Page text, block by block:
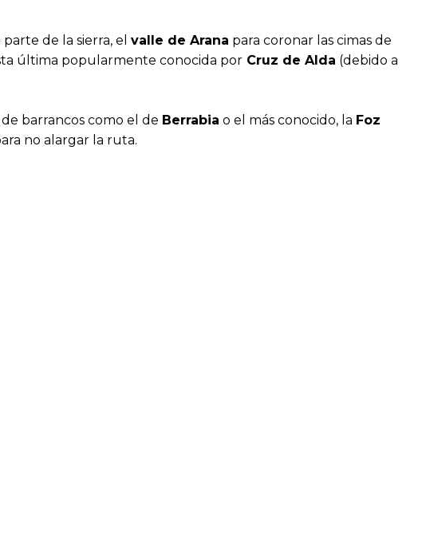
de la sierra, el valle de Arana para coronar las cimas de
última popularmente conocida por Cruz de Alda (debido a
barrancos como el de Berrabia o el más conocido, la Foz
no alargar la ruta.